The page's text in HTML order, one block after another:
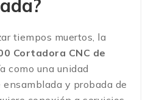
tiempos muertos, la
Cortadora CNC de
como una unidad
y probada de